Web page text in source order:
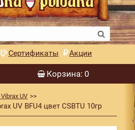
Сертификаты Акции
Корзина: 0
UV
UV BFU4 цвет CSBTU 10гр